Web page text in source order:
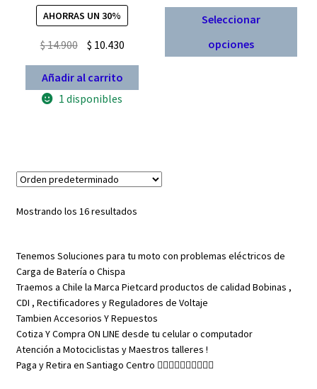
AHORRAS UN 30%
$14.900 El
original
era:
$ 10.430El
Añadir al carrito
1 disponibles
Seleccionar
opciones
Mostrando los 16 resultados
Tenemos Soluciones para tu moto con problemas eléctricos de
Carga de Batería o Chispa
Traemos a Chile la Marca Pietcard productos de calidad Bobinas ,
CDI , Rectificadores y Reguladores de Voltaje
Tambien Accesorios Y Repuestos
Cotiza Y Compra ON LINE desde tu celular o computador
Atención a Motociclistas y Maestros talleres !
Paga y Retira en Santiago Centro 👇🏼👇🏼👇🏼👇🏼👇🏼